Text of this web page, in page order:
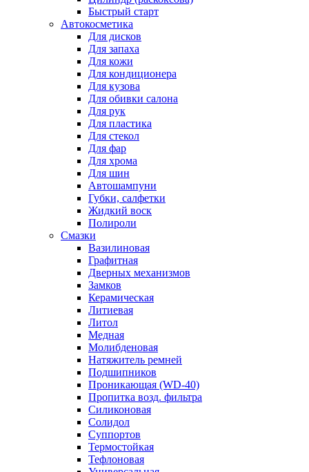
Быстрый старт
Автокосметика
Для дисков
Для запаха
Для кожи
Для кондиционера
Для кузова
Для обивки салона
Для рук
Для пластика
Для стекол
Для фар
Для хрома
Для шин
Автошампуни
Губки, салфетки
Жидкий воск
Полироли
Смазки
Вазилиновая
Графитная
Дверных механизмов
Замков
Керамическая
Литиевая
Литол
Медная
Молибденовая
Натяжитель ремней
Подшипников
Проникающая (WD-40)
Пропитка возд. фильтра
Силиконовая
Солидол
Суппортов
Термостойкая
Тефлоновая